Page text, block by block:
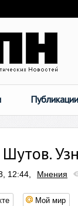
Публикации
12:44, Мнения
Мой мир